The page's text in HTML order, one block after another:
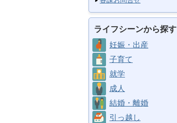
ライフシーンから探す
妊娠・出産
子育て
就学
成人
結婚・離婚
引っ越し